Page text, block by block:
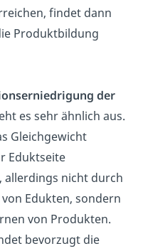
findet dann
Produktbildung
der
es sehr ähnlich aus.
Gleichgewicht
Eduktseite
allerdings nicht durch
Edukten, sondern
von Produkten.
bevorzugt die